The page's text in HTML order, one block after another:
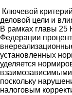
Ключевой
деловой цели и
В рамках главы 25
Федерации
установленных
уделяется
поскольку
налоговым